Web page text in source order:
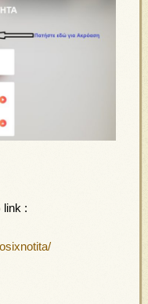
link :